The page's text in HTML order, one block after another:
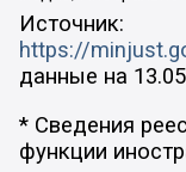
Источник:
https://
данные на
* Сведения
функции